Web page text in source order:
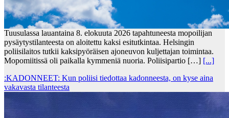
Tuusulassa lauantaina 8. elokuuta 2026 tapahtuneesta mopoilijan
pysäytystilanteesta on aloitettu kaksi esitutkintaa. Helsingin
poliisilaitos tutkii kaksipyöräisen ajoneuvon kuljettajan toimintaa.
Mopomiitissä oli paikalla kymmeniä nuoria. Poliisipartio […] [...]
:KADONNEET: Kun poliisi tiedottaa kadonneesta, on kyse aina
vakavasta tilanteesta